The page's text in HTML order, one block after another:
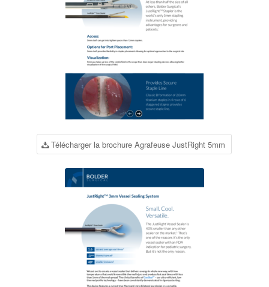
Télécharger la brochure Agrafeuse JustRight 5mm